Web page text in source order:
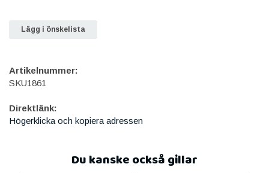
Lägg i önskelista
Artikelnummer:
SKU1861
Direktlänk:
Högerklicka och kopiera adressen
Du kanske också gillar